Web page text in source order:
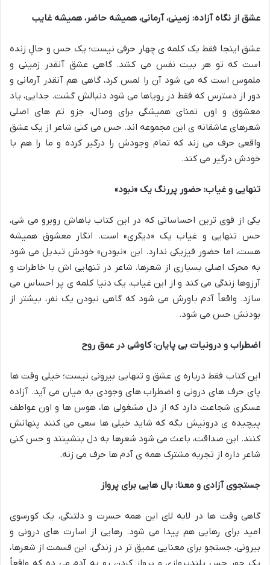
عشق از نگاه آزاده: زمینی، آرمانی، همیشه حاضر، همیشه غایب
عشق اینجا فقط یک کلمه ی چهار حرفی نیست؛ یک حس و حالِ زنده
است که تو هر بیت نفس می کشد. گاهی عشق آنقدر زمینی و
ملموس است که می شود آن را لمس کرد، گاهی هم آنقدر آرمانی و
دور از دسترس که فقط در رویاها می شود دنبالش گشت. جدایی، یاد
معشوق و اون تمنای همیشگی برای وصال، جزو تم های اصلی
شعرهای عاشقانه ی این مجموعه اند. حس می کنی شاعر از یک عشق
واقعی حرف می زند که تمام وجودش را درگیر کرده و ما را هم با
خودش درگیر می کند.
تنهایی و غیاب: حضور پررنگ یک «نبود»
یکی از قوی ترین احساساتی که در این کتاب باهاش روبرو می شی،
حس تنهایی و غیاب یک «دیگری» است. انگار معشوق همیشه
هست، اما حضور فیزیکی ندارد. این «نبودن» خودش تبدیل می شود
به محرک اصلی بسیاری از شعرها. شاعر در تنهایی اش با خاطرات و
آرزوها زندگی می کند و از این غیاب، یک دنیا کلمه ی پر احساس می
سازد. واقعاً آدم باورش می شود که گاهی نبودن یک نفر، بیشتر از
بودنش حس می شود.
اضطراب و درونیات بی پایان: کاوشی در عمق روح
این کتاب فقط درباره ی عشق و تنهایی بیرونی نیست؛ خیلی وقت ها
پای حرف های درونی و اضطراب های وجودی به میان می آید. آزاده
عسکری شجاعت دارد که از دل مشغولی ها، هوس ها و اون عواطف
پیچیده ی درونیش بگه که شاید خیلی ها سعی می کنند پنهانش
کنند. این صداقت، باعث می شود شعرها به دل بنشینند و حس کنی
شاعر داره از تجربه مشترک همه ی آدم ها حرف می زنه.
جستجوی آزادی و معنا: بال هایی برای پرواز
گاهی وقت ها در لابه لای این همه حسرت و دلتنگی، یک کورسوی
امید برای رهایی هم پیدا می شود. رهایی از اسارت های درونی و
بیرونی، جستجو برای معنایی عمیق تر در زندگی. این قسمت از شعرها،